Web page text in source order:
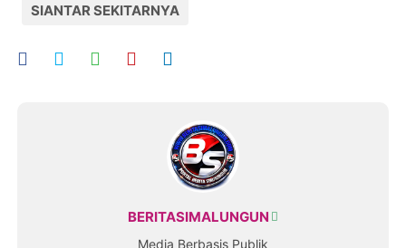
SIANTAR SEKITARNYA
BERITASIMALUNGUN
Media Berbasis Publik